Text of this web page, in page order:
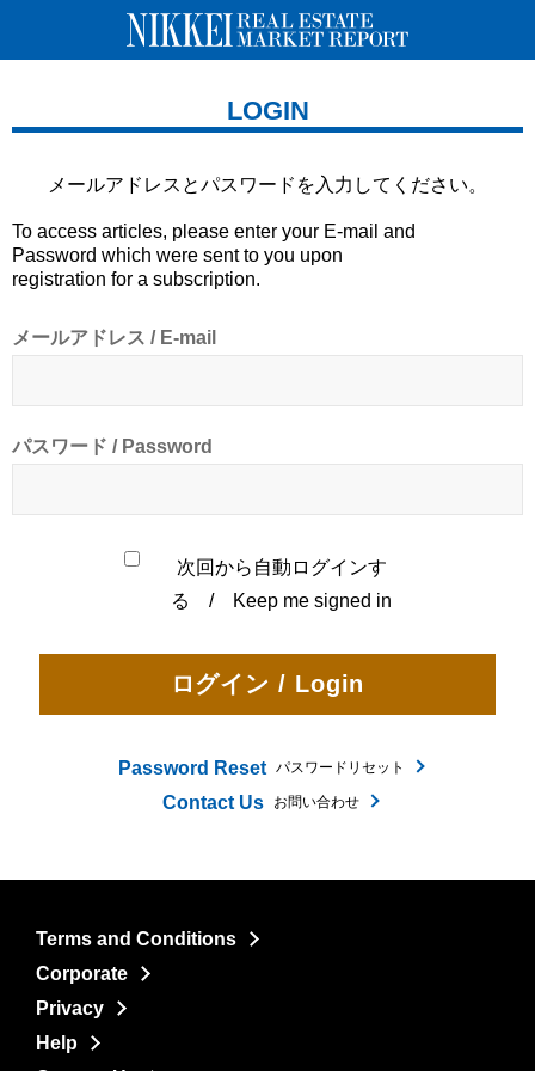
LOGIN
メールアドレスとパスワードを 入力してください。
To access articles, please enter your E-mail and
Password which were sent to you upon
registration for a subscription.
メールアドレス / E-mail
パスワード / Password
次回から自動ログインす
る / Keep me signed in
Password Reset パスワードリセット
Contact Us お問い合わせ
Terms and Conditions
Corporate
Privacy
Help